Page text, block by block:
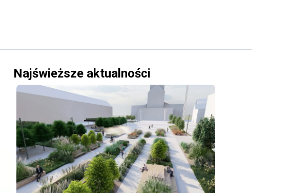
Najświeższe aktualności